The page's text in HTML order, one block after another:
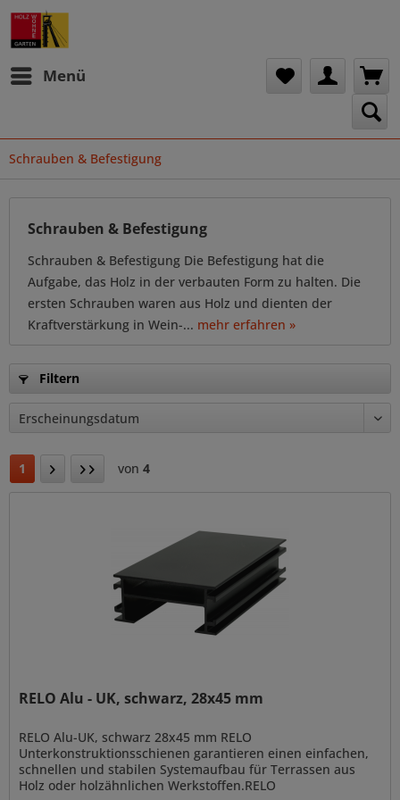
Menü
Schrauben & Befestigung
Schrauben & Befestigung
Schrauben & Befestigung Die Befestigung hat die
Aufgabe, das Holz in der verbauten Form zu halten. Die
ersten Schrauben waren aus Holz und dienten der
Kraftverstärkung in Wein-... mehr erfahren »
Filtern
1 von 4
RELO Alu - UK, schwarz, 28x45 mm
RELO Alu-UK, schwarz 28x45 mm RELO
Unterkonstruktionsschienen garantieren einen einfachen,
schnellen und stabilen Systemaufbau für Terrassen aus
Holz oder holzähnlichen Werkstoffen.RELO